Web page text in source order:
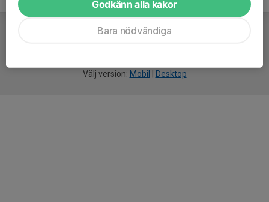
Välj version: Mobil Desktop
Godkänn alla kakor
Bara nödvändiga